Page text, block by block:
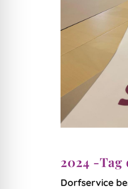
2024 -
Dorfservice